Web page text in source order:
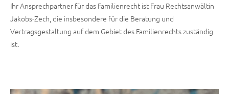
Ihr Ansprechpartner für das Familienrecht ist Frau Rechtsanwältin
Jakobs-Zech, die insbesondere für die Beratung und
Vertragsgestaltung auf dem Gebiet des Familienrechts zuständig
ist.